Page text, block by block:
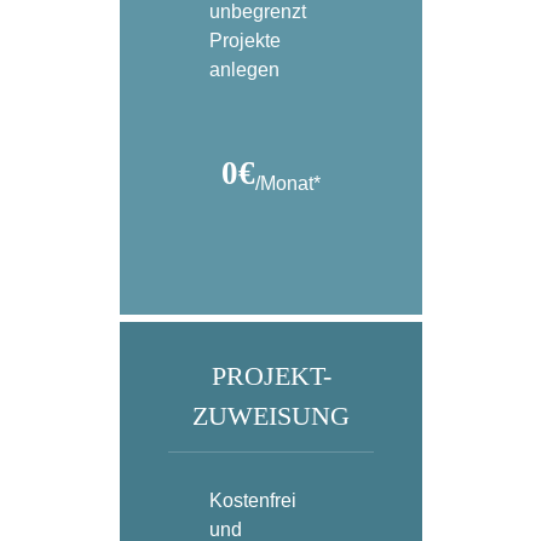
unbegrenzt
Projekte
anlegen
0€/Monat*
PROJEKT-
ZUWEISUNG
Kostenfrei
und